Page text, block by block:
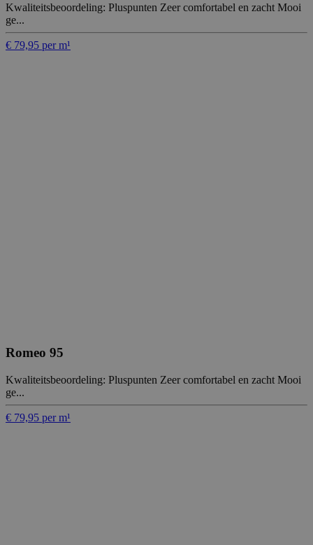
Kwaliteitsbeoordeling: Pluspunten Zeer comfortabel en zacht Mooi
ge...
€ 79,95 per m¹
Romeo 95
Kwaliteitsbeoordeling: Pluspunten Zeer comfortabel en zacht Mooi
ge...
€ 79,95 per m¹